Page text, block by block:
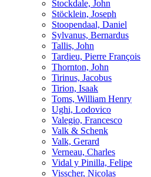
Stockdale, John
Stöcklein, Joseph
Stoopendaal, Daniel
Sylvanus, Bernardus
Tallis, John
Tardieu, Pierre François
Thornton, John
Tirinus, Jacobus
Tirion, Isaak
Toms, William Henry
Ughi, Lodovico
Valegio, Francesco
Valk & Schenk
Valk, Gerard
Verneau, Charles
Vidal y Pinilla, Felipe
Visscher, Nicolas